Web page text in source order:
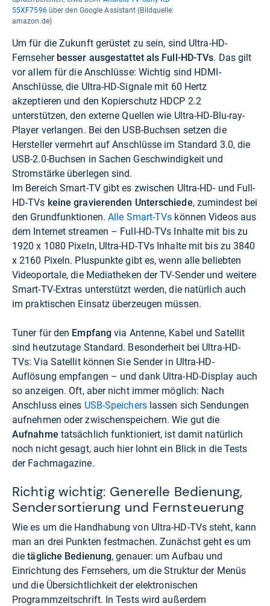
55XF7596über den Google Assistant (Bildquelle:
amazon.de)
Um für die Zukunft gerüstet zu sein, sind Ultra-HD-
Fernseher besser ausgestattet als Full-HD-TVs. Das gilt
vor allem für die Anschlüsse: Wichtig sind HDMI-
Anschlüsse, die Ultra-HD-Signale mit 60 Hertz
akzeptieren und den Kopierschutz HDCP 2.2
unterstützen, den externe Quellen wie Ultra-HD-Blu-ray-
Player verlangen. Bei den USB-Buchsen setzen die
Hersteller vermehrt auf Anschlüsse im Standard 3.0, die
USB-2.0-Buchsen in Sachen Geschwindigkeit und
Stromstärke überlegen sind.
Im Bereich Smart-TV gibt es zwischen Ultra-HD- und Full-
HD-TVs keine gravierenden Unterschiede, zumindest bei
den Grundfunktionen.Alle Smart-TVs können Videos aus
dem Internet streamen – Full-HD-TVs Inhalte mit bis zu
1920 x 1080 Pixeln, Ultra-HD-TVs Inhalte mit bis zu 3840
x 2160 Pixeln. Pluspunkte gibt es, wenn alle beliebten
Videoportale, die Mediatheken der TV-Sender und weitere
Smart-TV-Extras unterstützt werden, die natürlich auch
im praktischen Einsatz überzeugen müssen.
Tuner für den Empfang via Antenne, Kabel und Satellit
sind heutzutage Standard. Besonderheit bei Ultra-HD-
TVs: Via Satellit können Sie Sender in Ultra-HD-
Auflösung empfangen – und dank Ultra-HD-Display auch
so anzeigen. Oft, aber nicht immer möglich: Nach
Anschluss eines USB-Speicherslassen sich Sendungen
aufnehmen oder zwischenspeichern. Wie gut die
Aufnahme tatsächlich funktioniert, ist damit natürlich
noch nicht gesagt, auch hier lohnt ein Blick in die Tests
der Fachmagazine.
Richtig wichtig: Generelle Bedienung,
Sendersortierung und Fernsteuerung
Wie es um die Handhabung von Ultra-HD-TVs steht, kann
man an drei Punkten festmachen. Zunächst geht es um
dietägliche Bedienung, genauer: um Aufbau und
Einrichtung des Fernsehers, um die Struktur der Menüs
und die Übersichtlichkeit der elektronischen
Programmzeitschrift. In Tests wird außerdem